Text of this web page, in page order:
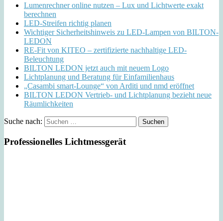
Lumenrechner online nutzen – Lux und Lichtwerte exakt
berechnen
LED-Streifen richtig planen
Wichtiger Sicherheitshinweis zu LED-Lampen von BILTON-
LEDON
RE-Fit von KITEO – zertifizierte nachhaltige LED-
Beleuchtung
BILTON LEDON jetzt auch mit neuem Logo
Lichtplanung und Beratung für Einfamilienhaus
„Casambi smart-Lounge“ von Arditi und nmd eröffnet
BILTON LEDON Vertrieb- und Lichtplanung bezieht neue
Räumlichkeiten
Suche nach:
Professionelles Lichtmessgerät